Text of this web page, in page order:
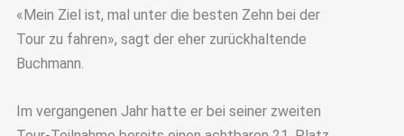
«Mein Ziel ist, mal unter die besten Zehn bei der
Tour zu fahren», sagt der eher zurückhaltende
Buchmann.
Im vergangenen Jahr hatte er bei seiner zweiten